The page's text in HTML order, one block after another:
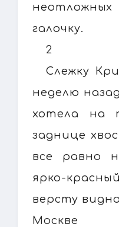
галочку.
2
Слежку
неделю
хотела на
заднице
все равно
ярко-
версту
Москве